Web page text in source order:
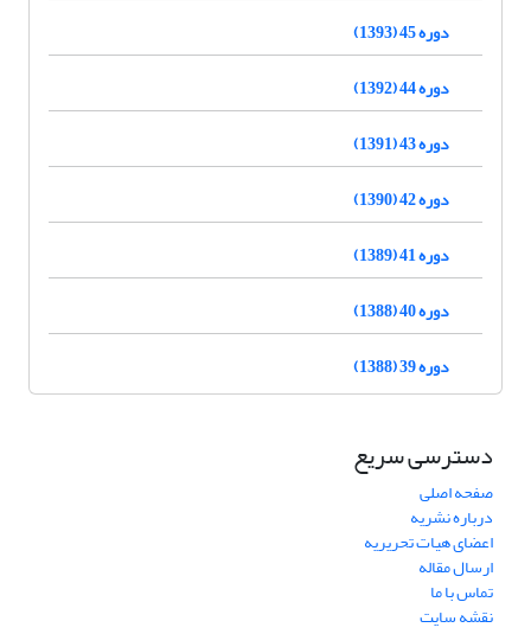
دوره 45 (1393)
دوره 44 (1392)
دوره 43 (1391)
دوره 42 (1390)
دوره 41 (1389)
دوره 40 (1388)
دوره 39 (1388)
دسترسی سریع
صفحه اصلی
درباره نشریه
اعضای هیات تحریریه
ارسال مقاله
تماس با ما
نقشه سایت